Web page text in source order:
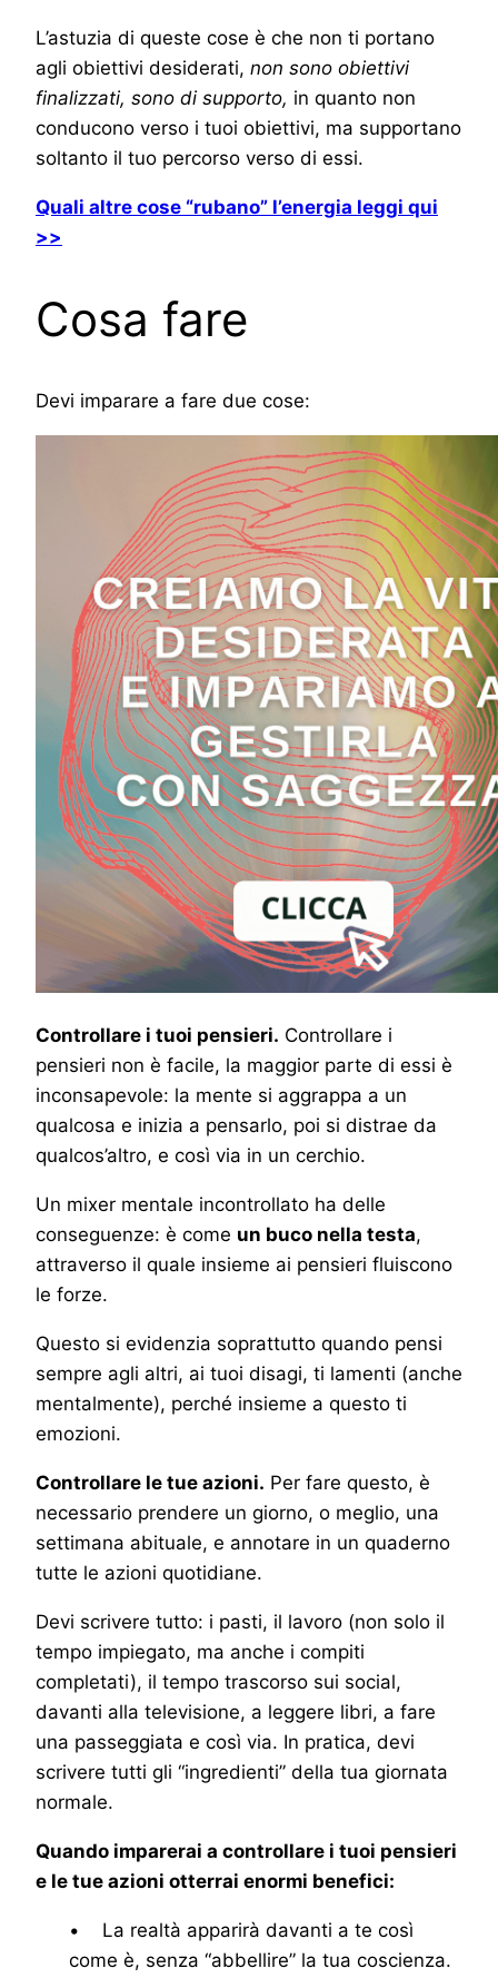
L’astuzia di queste cose è che non ti portano
agli obiettivi desiderati, non sono obiettivi
finalizzati, sono di supporto, in quanto non
conducono verso i tuoi obiettivi, ma supportano
soltanto il tuo percorso verso di essi.
Quali altre cose “rubano” l’energia leggi qui
>>
Cosa fare
Devi imparare a fare due cose:
Controllare i tuoi pensieri. Controllare i
pensieri non è facile, la maggior parte di essi è
inconsapevole: la mente si aggrappa a un
qualcosa e inizia a pensarlo, poi si distrae da
qualcos’altro, e così via in un cerchio.
Un mixer mentale incontrollato ha delle
conseguenze: è come un buco nella testa,
attraverso il quale insieme ai pensieri fluiscono
le forze.
Questo si evidenzia soprattutto quando pensi
sempre agli altri, ai tuoi disagi, ti lamenti (anche
mentalmente), perché insieme a questo ti
emozioni.
Controllare le tue azioni. Per fare questo, è
necessario prendere un giorno, o meglio, una
settimana abituale, e annotare in un quaderno
tutte le azioni quotidiane.
Devi scrivere tutto: i pasti, il lavoro (non solo il
tempo impiegato, ma anche i compiti
completati), il tempo trascorso sui social,
davanti alla televisione, a leggere libri, a fare
una passeggiata e così via. In pratica, devi
scrivere tutti gli “ingredienti” della tua giornata
normale.
Quando imparerai a controllare i tuoi pensieri
e le tue azioni otterrai enormi benefici:
• La realtà apparirà davanti a te così
come è, senza “abbellire” la tua coscienza.